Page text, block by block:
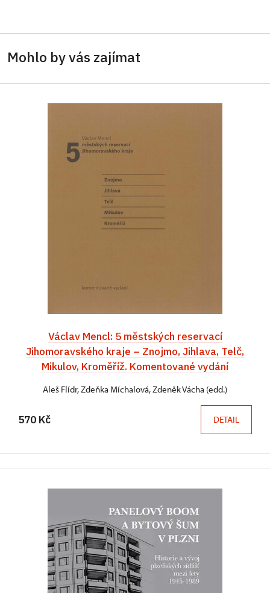
Mohlo by vás zajímat
Václav Mencl: 5 městských reservací
Jihomoravského kraje – Znojmo, Jihlava, Telč,
Mikulov, Kroměříž. Komentované vydání
Aleš Flídr, Zdeňka Míchalová, Zdeněk Vácha (edd.)
570 Kč DETAIL